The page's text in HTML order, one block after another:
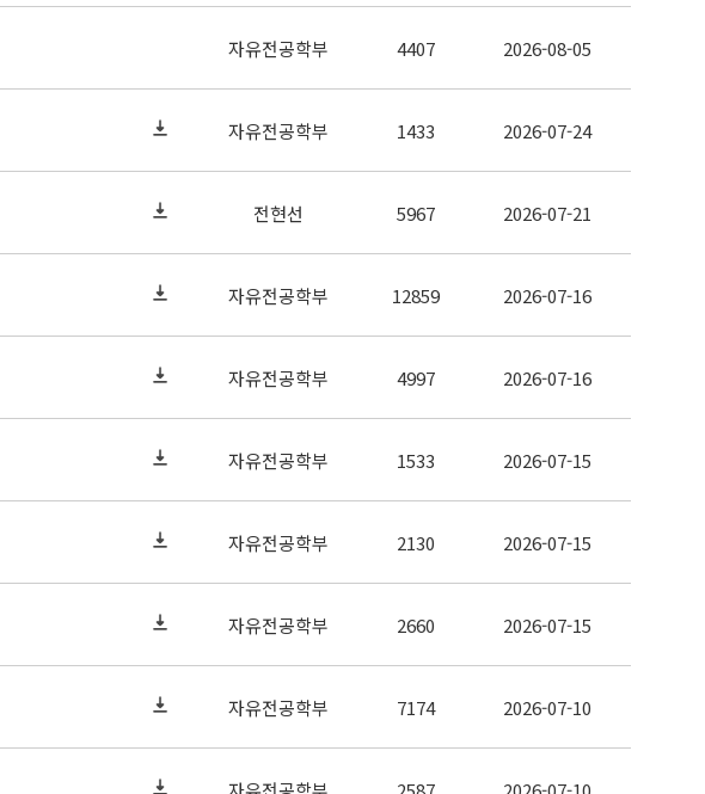
자유전공학부 4407 2026-08-05
자유전공학부 1433 2026-07-24
전현선 5967 2026-07-21
자유전공학부 12859 2026-07-16
자유전공학부 4997 2026-07-16
자유전공학부 1533 2026-07-15
자유전공학부 2130 2026-07-15
자유전공학부 2660 2026-07-15
자유전공학부 7174 2026-07-10